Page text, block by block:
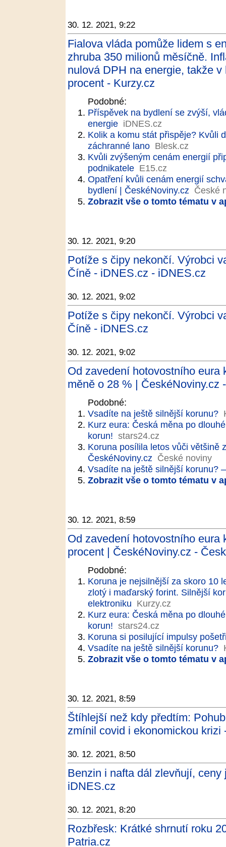
30. 12. 2021, 9:22
Fialova vláda pomůže lidem s
zhruba 350 milionů měsíčně.
nulová DPH na energie, takže
procent - Kurzy.cz
Podobné:
Příspěvek na bydlení se zvýší,
energie iDNES.cz
Kolik a komu stát přispěje? Kvůli
záchranné lano Blesk.cz
Kvůli zvýšeným cenám energií
podnikatele E15.cz
Opatření kvůli cenám energií
bydlení | ČeskéNoviny.cz České
Zobrazit vše o tomto tématu v
30. 12. 2021, 9:20
Potíže s čipy nekončí. Výrobci
Číně - iDNES.cz - iDNES.cz
30. 12. 2021, 9:02
Potíže s čipy nekončí. Výrobci
Číně - iDNES.cz
30. 12. 2021, 9:02
Od zavedení hotovostního eura
měně o 28 % | ČeskéNoviny.cz
Podobné:
Vsadíte na ještě silnější korunu?
Kurz eura: Česká měna po
korun! stars24.cz
Koruna posílila letos vůči většině
ČeskéNoviny.cz České noviny
Vsadíte na ještě silnější korunu?
Zobrazit vše o tomto tématu v
30. 12. 2021, 8:59
Od zavedení hotovostního eura
procent | ČeskéNoviny.cz -
Podobné:
Koruna je nejsilnější za skoro 10
zlotý i maďarský forint. Silnější
elektroniku Kurzy.cz
Kurz eura: Česká měna po
korun! stars24.cz
Koruna si posilující impulsy
Vsadíte na ještě silnější korunu?
Zobrazit vše o tomto tématu v
30. 12. 2021, 8:59
Štíhlejší než kdy předtím:
zmínil covid i ekonomickou krizi
30. 12. 2021, 8:50
Benzin i nafta dál zlevňují,
iDNES.cz
30. 12. 2021, 8:20
Rozbřesk: Krátké shrnutí roku
Patria.cz